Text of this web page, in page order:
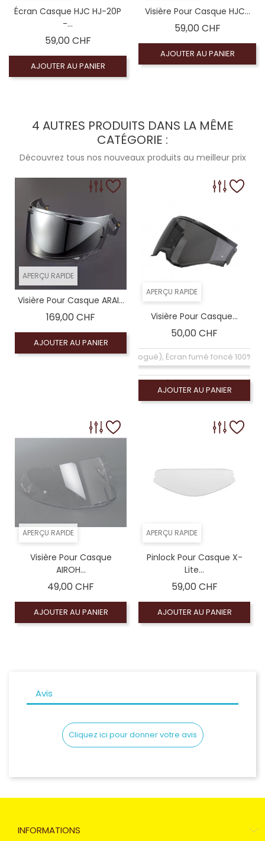
Écran Casque HJC HJ-20P
-...
59,00 CHFPrix
AJOUTER AU PANIER
Visière Pour Casque HJC...
59,00 CHFPrix
AJOUTER AU PANIER
4 AUTRES PRODUITS DANS LA MÊME
CATÉGORIE :
Découvrez tous nos nouveaux produits au meilleur prix
APERÇU RAPIDE
Visière Pour Casque ARAI...
169,00 CHF
AJOUTER AU PANIER
APERÇU RAPIDE
Visière Pour Casque...
50,00 CHF
Coloré (non homologué), Écran fumé foncé 100%
Coloré (non homologué), Écran miroir rouge
Coloré (non homologué), Écran miroir bleu
Coloré (non homologué), Écran miroir argent
AJOUTER AU PANIER
APERÇU RAPIDE
Visière Pour Casque
AIROH...
49,00 CHF
AJOUTER AU PANIER
APERÇU RAPIDE
Pinlock Pour Casque X-
Lite...
59,00 CHFPrix
AJOUTER AU PANIER
Avis
Cliquez ici pour donner votre avis
INFORMATIONS